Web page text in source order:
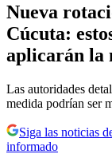
Nueva
Cúcuta:
aplicarán la
Las autoridades
medida podrían ser
Siga las noticias
informado